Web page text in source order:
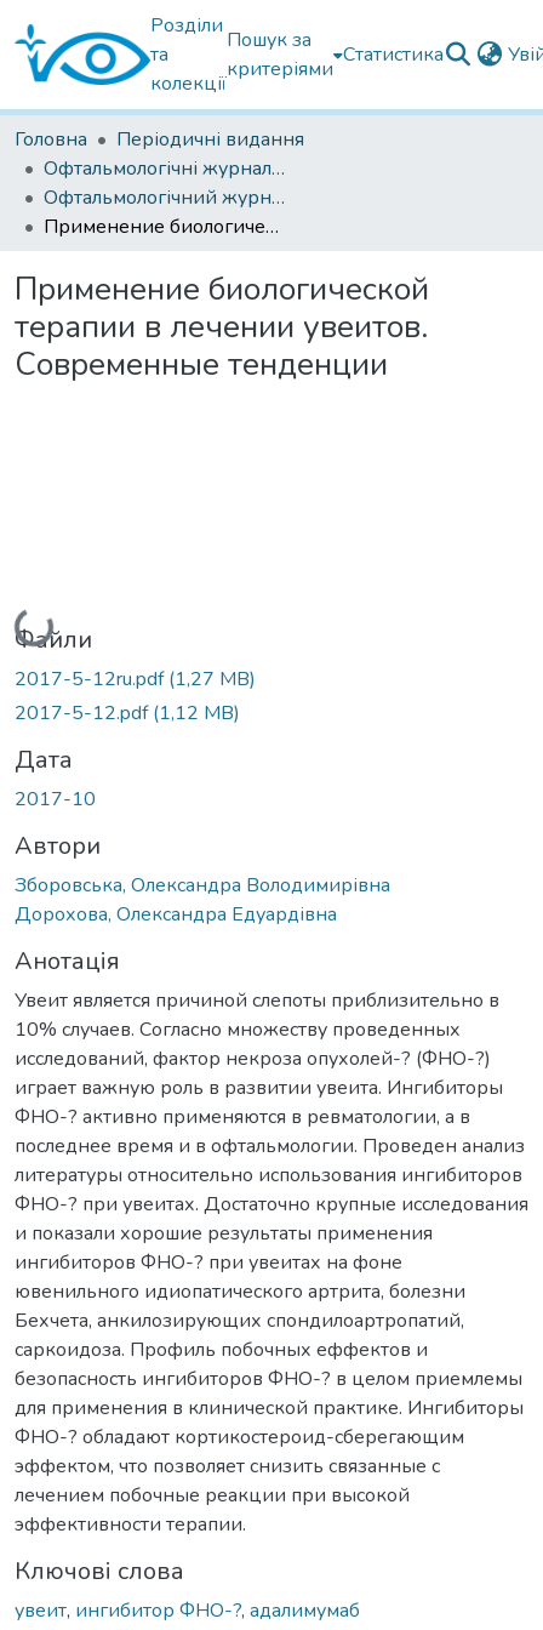
Розділи
та
колекції
Пошук за
критеріями
Статистика
Головна
Періодичні видання
Офтальмологічні журнали українські
Офтальмологічний журнал 2017
Применение биологической терапии в лечении увеитов. Современные тенденции
Применение биологической
терапии в лечении увеитов.
Современные тенденции
Вантажиться...
Файли
2017-5-12ru.pdf(1,27 MB)
2017-5-12.pdf(1,12 MB)
Дата
2017-10
Автори
Зборовська, Олександра Володимирівна
Дорохова, Олександра Едуардівна
Анотація
Увеит является причиной слепоты приблизительно в
10% случаев. Согласно множеству проведенных
исследований, фактор некроза опухолей-? (ФНО-?)
играет важную роль в развитии увеита. Ингибиторы
ФНО-? активно применяются в ревматологии, а в
последнее время и в офтальмологии. Проведен анализ
литературы относительно использования ингибиторов
ФНО-? при увеитах. Достаточно крупные исследования
и показали хорошие результаты применения
ингибиторов ФНО-? при увеитах на фоне
ювенильного идиопатического артрита, болезни
Бехчета, анкилозирующих спондилоартропатий,
саркоидоза. Профиль побочных еффектов и
безопасность ингибиторов ФНО-? в целом приемлемы
для применения в клинической практике. Ингибиторы
ФНО-? обладают кортикостероид-сберегающим
эффектом, что позволяет снизить связанные с
лечением побочные реакции при высокой
эффективности терапии.
Ключові слова
увеит, ингибитор ФНО-?, адалимумаб